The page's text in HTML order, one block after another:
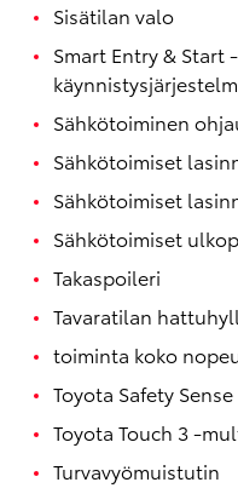
Sisätilan valo
Smart Entry &
Sähkötoiminen
Sähkötoimiset
Sähkötoimiset
Sähkötoimiset
Takaspoileri
Tavaratilan
toiminta koko
Toyota Safety Sense
Toyota Touch 3 -
Turvavyömuistutin